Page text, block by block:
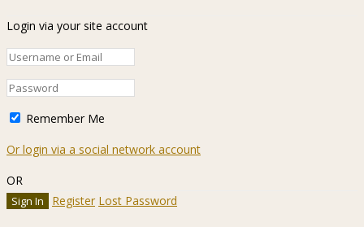
Login via your site account
Remember Me
Or login via a social network account
OR
Register Lost Password